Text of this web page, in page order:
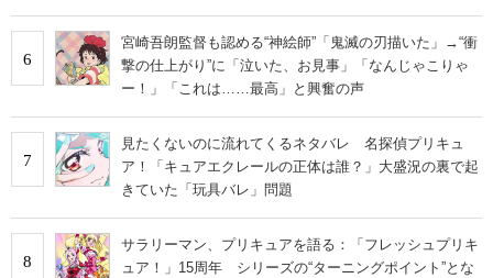
6
宮崎吾朗監督も認める“神絵師”「鬼滅の刃描いた」→“衝
撃の仕上がり”に「泣いた、お見事」「なんじゃこりゃ
ー！」「これは……最高」と興奮の声
7
見たくないのに流れてくるネタバレ 名探偵プリキュ
ア！「キュアエクレールの正体は誰？」大盛況の裏で起
きていた「玩具バレ」問題
8
サラリーマン、プリキュアを語る：「フレッシュプリキ
ュア！」15周年 シリーズの“ターニングポイント”とな